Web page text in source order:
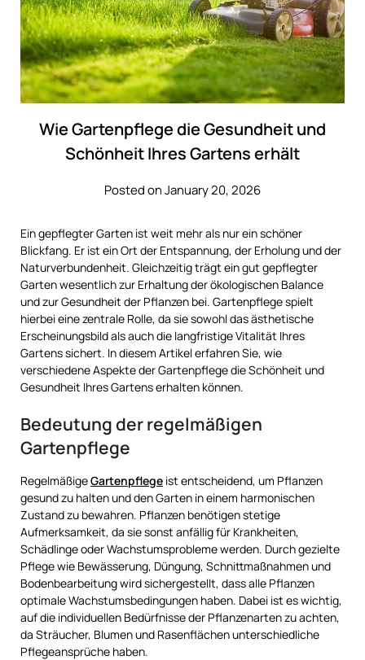
Wie Gartenpflege die Gesundheit und
Schönheit Ihres Gartens erhält
Posted on January 20, 2026
Ein gepflegter Garten ist weit mehr als nur ein schöner
Blickfang. Er ist ein Ort der Entspannung, der Erholung und der
Naturverbundenheit. Gleichzeitig trägt ein gut gepflegter
Garten wesentlich zur Erhaltung der ökologischen Balance
und zur Gesundheit der Pflanzen bei. Gartenpflege spielt
hierbei eine zentrale Rolle, da sie sowohl das ästhetische
Erscheinungsbild als auch die langfristige Vitalität Ihres
Gartens sichert. In diesem Artikel erfahren Sie, wie
verschiedene Aspekte der Gartenpflege die Schönheit und
Gesundheit Ihres Gartens erhalten können.
Bedeutung der regelmäßigen
Gartenpflege
RegelmäßigeGartenpflege ist entscheidend, um Pflanzen
gesund zu halten und den Garten in einem harmonischen
Zustand zu bewahren. Pflanzen benötigen stetige
Aufmerksamkeit, da sie sonst anfällig für Krankheiten,
Schädlinge oder Wachstumsprobleme werden. Durch gezielte
Pflege wie Bewässerung, Düngung, Schnittmaßnahmen und
Bodenbearbeitung wird sichergestellt, dass alle Pflanzen
optimale Wachstumsbedingungen haben. Dabei ist es wichtig,
auf die individuellen Bedürfnisse der Pflanzenarten zu achten,
da Sträucher, Blumen und Rasenflächen unterschiedliche
Pflegeansprüche haben.